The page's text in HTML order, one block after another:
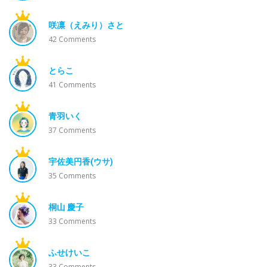
咲凛（えみり）さと
42 Comments
とらこ
41 Comments
青羽いく
37 Comments
宇佐美円香(ウサ)
35 Comments
桐山 慶子
33 Comments
ふせけいこ